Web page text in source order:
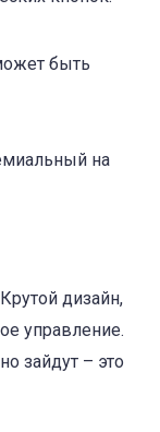
быть
на
дизайн,
управление.
зайдут – это